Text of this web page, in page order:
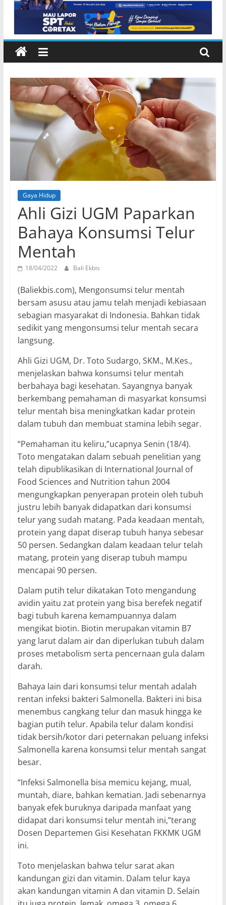
Gaya Hidup
Ahli Gizi UGM Paparkan
Bahaya Konsumsi Telur
Mentah
18/04/2022 Bali Ekbis
(Baliekbis.com), Mengonsumsi telur mentah
bersam asusu atau jamu telah menjadi kebiasaan
sebagian masyarakat di Indonesia. Bahkan tidak
sedikit yang mengonsumsi telur mentah secara
langsung.
Ahli Gizi UGM, Dr. Toto Sudargo, SKM., M.Kes.,
menjelaskan bahwa konsumsi telur mentah
berbahaya bagi kesehatan. Sayangnya banyak
berkembang pemahaman di masyarkat konsumsi
telur mentah bisa meningkatkan kadar protein
dalam tubuh dan membuat stamina lebih segar.
“Pemahaman itu keliru,”ucapnya Senin (18/4).
Toto mengatakan dalam sebuah penelitian yang
telah dipublikasikan di International Journal of
Food Sciences and Nutrition tahun 2004
mengungkapkan penyerapan protein oleh tubuh
justru lebih banyak didapatkan dari konsumsi
telur yang sudah matang. Pada keadaan mentah,
protein yang dapat diserap tubuh hanya sebesar
50 persen. Sedangkan dalam keadaan telur telah
matang, protein yang diserap tubuh mampu
mencapai 90 persen.
Dalam putih telur dikatakan Toto mengandung
avidin yaitu zat protein yang bisa berefek negatif
bagi tubuh karena kemampuannya dalam
mengikat biotin. Biotin merupakan vitamin B7
yang larut dalam air dan diperlukan tubuh dalam
proses metabolism serta pencernaan gula dalam
darah.
Bahaya lain dari konsumsi telur mentah adalah
rentan infeksi bakteri Salmonella. Bakteri ini bisa
menembus cangkang telur dan masuk hingga ke
bagian putih telur. Apabila telur dalam kondisi
tidak bersih/kotor dari peternakan peluang infeksi
Salmonella karena konsumsi telur mentah sangat
besar.
“Infeksi Salmonella bisa memicu kejang, mual,
muntah, diare, bahkan kematian. Jadi sebenarnya
banyak efek buruknya daripada manfaat yang
didapat dari konsumsi telur mentah ini,”terang
Dosen Departemen Gisi Kesehatan FKKMK UGM
ini.
Toto menjelaskan bahwa telur sarat akan
kandungan gizi dan vitamin. Dalam telur kaya
akan kandungan vitamin A dan vitamin D. Selain